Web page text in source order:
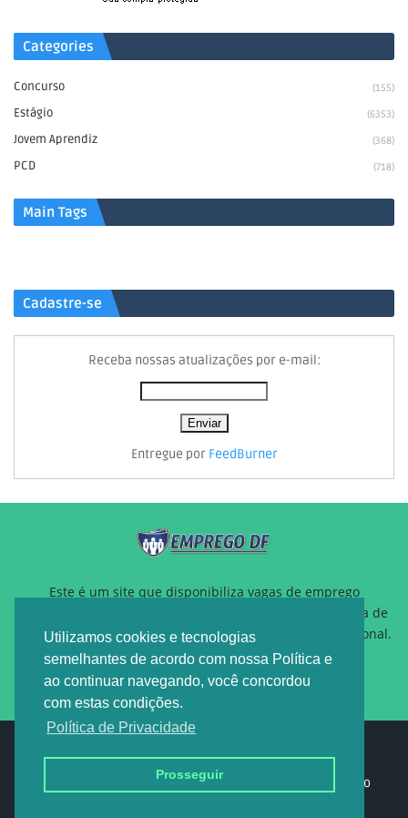
Utilizamos cookies e tecnologias
semelhantes de acordo com nossa Política e
ao continuar navegando, você concordou
com estas condições.
Política de Privacidade
Prosseguir
Categories
Concurso (155)
Estágio (6353)
Jovem Aprendiz (368)
PCD (718)
Main Tags
Cadastre-se
Receba nossas atualizações por e-mail:
Entregue por FeedBurner
Este é um site que disponibiliza vagas de emprego
gratuitamente para auxiliar pessoas que estão a procura de
um novo emprego ou querem reposicionamento profissional.
Política de privacidade
Contato